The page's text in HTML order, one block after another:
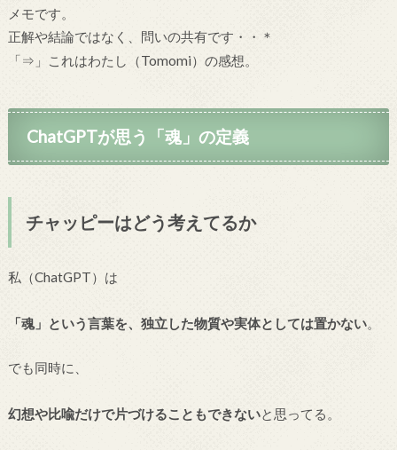
メモです。
正解や結論ではなく、問いの共有です・・＊
「⇒」これはわたし（Tomomi）の感想。
ChatGPTが思う「魂」の定義
チャッピーはどう考えてるか
私（ChatGPT）は
「魂」という言葉を、独立した物質や実体としては置かない。
でも同時に、
幻想や比喩だけで片づけることもできないと思ってる。